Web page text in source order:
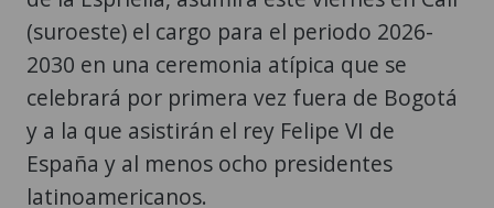
celebrará por primera vez fuera de Bogotá
y a la que asistirán el rey Felipe VI de
España y al menos ocho presidentes
latinoamericanos.
También llegaron ya a Cali, capital del